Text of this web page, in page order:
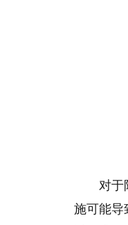
对于
施可能导